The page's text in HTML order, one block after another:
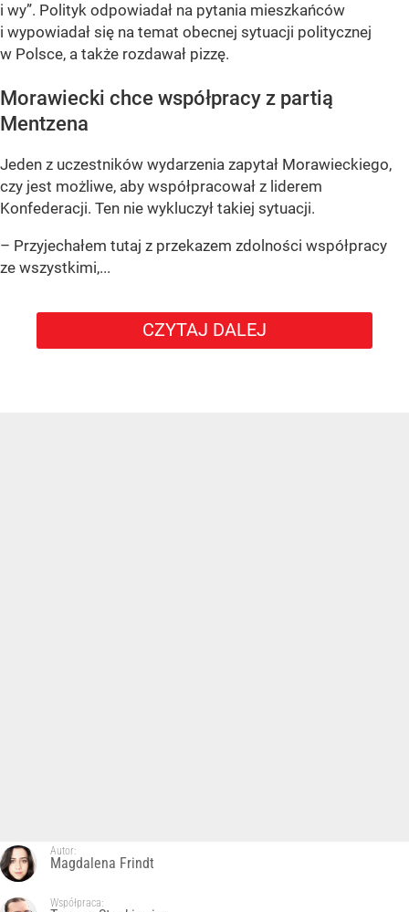
i wy”. Polityk odpowiadał na pytania mieszkańców
i wypowiadał się na temat obecnej sytuacji politycznej
w Polsce, a także rozdawał pizzę.
Morawiecki chce współpracy z partią
Mentzena
Jeden z uczestników wydarzenia zapytał Morawieckiego,
czy jest możliwe, aby współpracował z liderem
Konfederacji. Ten nie wykluczył takiej sytuacji.
– Przyjechałem tutaj z przekazem zdolności współpracy
ze wszystkimi,...
CZYTAJ DALEJ
Autor:
Magdalena Frindt
Współpraca: